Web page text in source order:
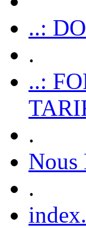
..:
.
..:
.
.